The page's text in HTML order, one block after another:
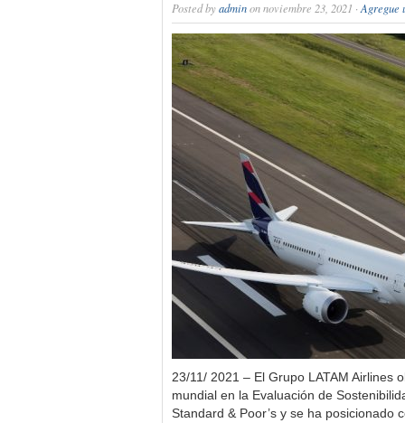
Posted byadminon noviembre 23, 2021 · Agregue
23/11/ 2021 – El Grupo LATAM Airlines
mundial en la Evaluación de
Standard & Poor’s y se ha posicionado